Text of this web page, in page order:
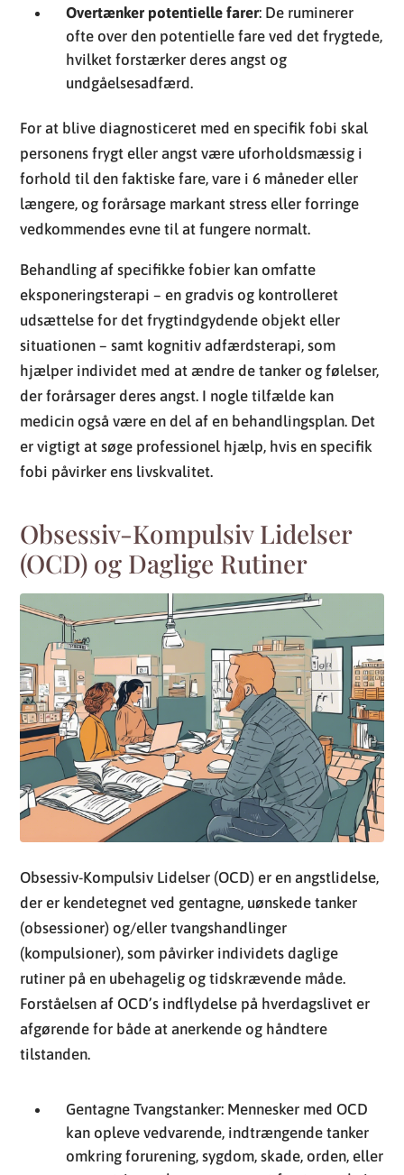
Overtænker potentielle farer: De ruminerer
ofte over den potentielle fare ved det frygtede,
hvilket forstærker deres angst og
undgåelsesadfærd.
For at blive diagnosticeret med en specifik fobi skal
personens frygt eller angst være uforholdsmæssig i
forhold til den faktiske fare, vare i 6 måneder eller
længere, og forårsage markant stress eller forringe
vedkommendes evne til at fungere normalt.
Behandling af specifikke fobier kan omfatte
eksponeringsterapi – en gradvis og kontrolleret
udsættelse for det frygtindgydende objekt eller
situationen – samt kognitiv adfærdsterapi, som
hjælper individet med at ændre de tanker og følelser,
der forårsager deres angst. I nogle tilfælde kan
medicin også være en del af en behandlingsplan. Det
er vigtigt at søge professionel hjælp, hvis en specifik
fobi påvirker ens livskvalitet.
Obsessiv-Kompulsiv Lidelser
(OCD) og Daglige Rutiner
Obsessiv-Kompulsiv Lidelser (OCD) er en angstlidelse,
der er kendetegnet ved gentagne, uønskede tanker
(obsessioner) og/eller tvangshandlinger
(kompulsioner), som påvirker individets daglige
rutiner på en ubehagelig og tidskrævende måde.
Forståelsen af OCD’s indflydelse på hverdagslivet er
afgørende for både at anerkende og håndtere
tilstanden.
Gentagne Tvangstanker: Mennesker med OCD
kan opleve vedvarende, indtrængende tanker
omkring forurening, sygdom, skade, orden, eller